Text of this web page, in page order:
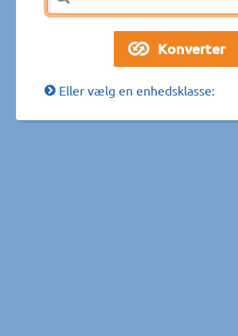
Eller vælg en enhedsklasse: